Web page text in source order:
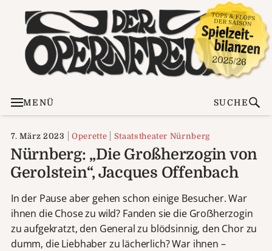
MENÜ SUCHE
7. März 2023 Operette Staatstheater Nürnberg
Nürnberg: „Die Großherzogin von
Gerolstein“, Jacques Offenbach
In der Pause aber gehen schon einige Besucher. War
ihnen die Chose zu wild? Fanden sie die Groẞherzogin
zu aufgekratzt, den General zu blödsinnig, den Chor zu
dumm, die Liebhaber zu lächerlich? War ihnen –